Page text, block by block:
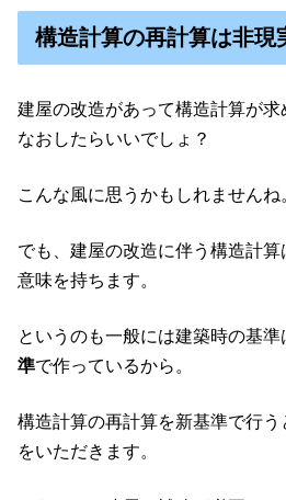
構造計算の再計算は非現
建屋の改造があって構造計算が
なおしたらいいでしょ？
こんな風に思うかもしれませんね
でも、建屋の改造に伴う構造計
意味を持ちます。
というのも一般には建築時の基準
準で作っているから。
構造計算の再計算を新基準で行う
をいただきます。